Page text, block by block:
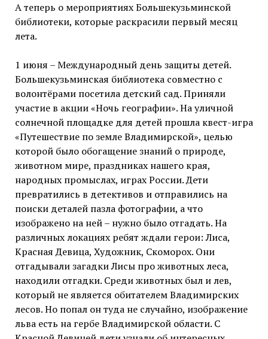
А теперь о мероприятиях Большекузьминской
библиотеки, которые раскрасили первый месяц
лета.
1 июня – Международный день защиты детей.
Большекузьминская библиотека совместно с
волонтёрами посетила детский сад. Приняли
участие в акции «Ночь географии». На уличной
солнечной площадке для детей прошла квест-игра
«Путешествие по земле Владимирской», целью
которой было обогащение знаний о природе,
животном мире, праздниках нашего края,
народных промыслах, играх России. Дети
превратились в детективов и отправились на
поиски деталей пазла фотографии, а что
изображено на ней – нужно было отгадать. На
различных локациях ребят ждали герои: Лиса,
Красная Девица, Художник, Скоморох. Они
отгадывали загадки Лисы про животных леса,
находили отгадки. Среди животных был и лев,
который не является обитателем Владимирских
лесов. Но попал он туда не случайно, изображение
льва есть на гербе Владимирской области. С